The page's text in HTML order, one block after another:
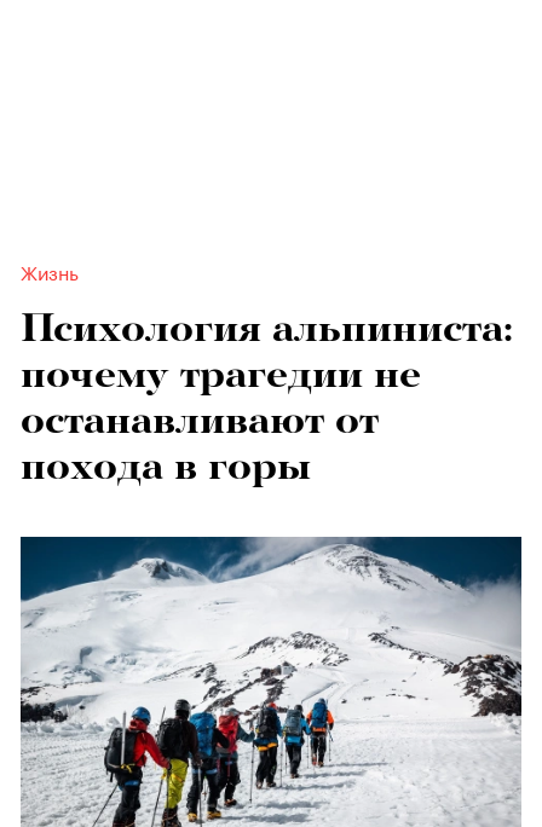
Жизнь
Психология альпиниста:
почему трагедии не
останавливают от
похода в горы